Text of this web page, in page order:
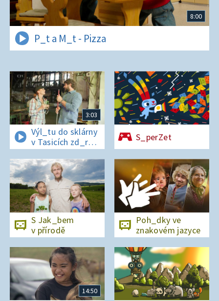
8:00
P_t a M_t - Pizza
3:03
Výl_tu do sklárny
v Tasicích zd_r
a Čern_bílovi
zm_r!
S_perZet
S Jak_bem
v přírodě
Poh_dky ve
znakovém jazyce
14:50